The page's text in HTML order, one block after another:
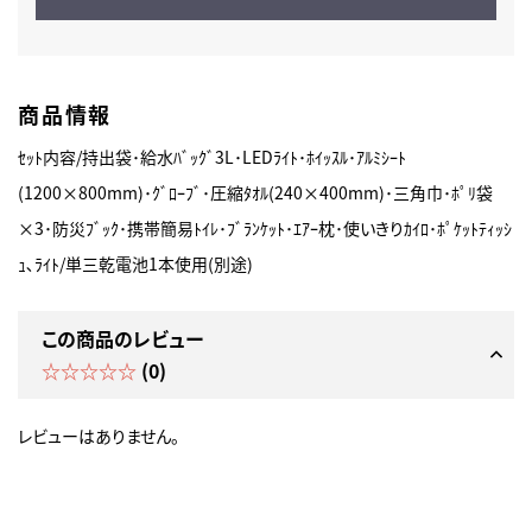
商品情報
ｾｯﾄ内容/持出袋･給水ﾊﾞｯｸﾞ3L･LEDﾗｲﾄ･ﾎｲｯｽﾙ･ｱﾙﾐｼｰﾄ
(1200×800mm)･ｸﾞﾛｰﾌﾞ･圧縮ﾀｵﾙ(240×400mm)･三角巾･ﾎﾟﾘ袋
×3･防災ﾌﾞｯｸ･携帯簡易ﾄｲﾚ･ﾌﾞﾗﾝｹｯﾄ･ｴｱｰ枕･使いきりｶｲﾛ･ﾎﾟｹｯﾄﾃｨｯｼ
ｭ､ﾗｲﾄ/単三乾電池1本使用(別途)
この商品のレビュー
☆☆☆☆☆ (0)
レビューはありません。